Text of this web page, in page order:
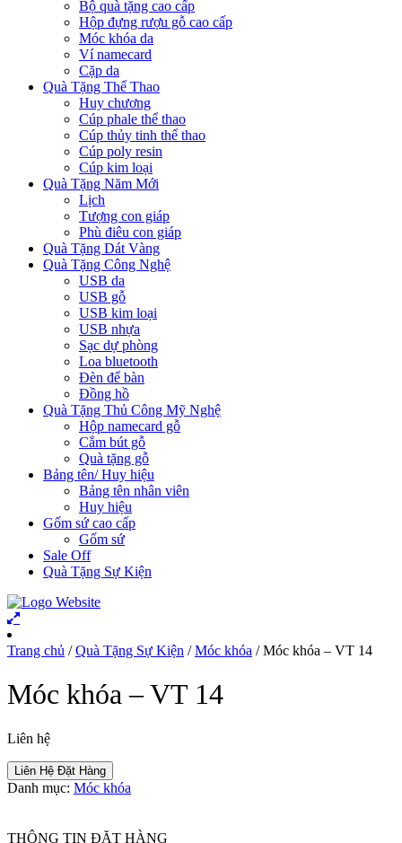
Bộ quà tặng cao cấp
Hộp đựng rượu gỗ cao cấp
Móc khóa da
Ví namecard
Cặp da
Quà Tặng Thể Thao
Huy chương
Cúp phale thể thao
Cúp thủy tinh thể thao
Cúp poly resin
Cúp kim loại
Quà Tặng Năm Mới
Lịch
Tượng con giáp
Phù điêu con giáp
Quà Tặng Dát Vàng
Quà Tặng Công Nghệ
USB da
USB gỗ
USB kim loại
USB nhựa
Sạc dự phòng
Loa bluetooth
Đèn để bàn
Đồng hồ
Quà Tặng Thủ Công Mỹ Nghệ
Hộp namecard gỗ
Cắm bút gỗ
Quà tặng gỗ
Bảng tên/ Huy hiệu
Bảng tên nhân viên
Huy hiệu
Gốm sứ cao cấp
Gốm sứ
Sale Off
Quà Tặng Sự Kiện
Trang chủ /Quà Tặng Sự Kiện /Móc khóa / Móc khóa – VT 14
Móc khóa – VT 14
Liên hệ
Liên Hệ Đặt Hàng
Danh mục: Móc khóa
THÔNG TIN ĐẶT HÀNG